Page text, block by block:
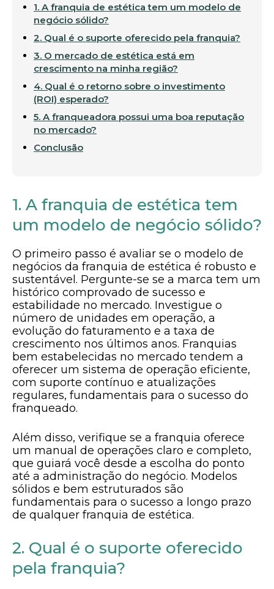
1. A franquia de estética tem um modelo de
negócio sólido?
2. Qual é o suporte oferecido pela franquia?
3. O mercado de estética está em
crescimento na minha região?
4. Qual é o retorno sobre o investimento
(ROI) esperado?
5. A franqueadora possui uma boa reputação
no mercado?
Conclusão
1. A franquia de estética tem
um modelo de negócio sólido?
O primeiro passo é avaliar se o modelo de
negócios da franquia de estética é robusto e
sustentável. Pergunte-se se a marca tem um
histórico comprovado de sucesso e
estabilidade no mercado. Investigue o
número de unidades em operação, a
evolução do faturamento e a taxa de
crescimento nos últimos anos. Franquias
bem estabelecidas no mercado tendem a
oferecer um sistema de operação eficiente,
com suporte contínuo e atualizações
regulares, fundamentais para o sucesso do
franqueado.
Além disso, verifique se a franquia oferece
um manual de operações claro e completo,
que guiará você desde a escolha do ponto
até a administração do negócio. Modelos
sólidos e bem estruturados são
fundamentais para o sucesso a longo prazo
de qualquer franquia de estética.
2. Qual é o suporte oferecido
pela franquia?